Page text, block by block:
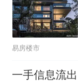
易房楼市
一手信息流